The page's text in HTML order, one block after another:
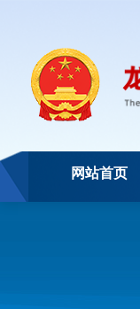
网站首页